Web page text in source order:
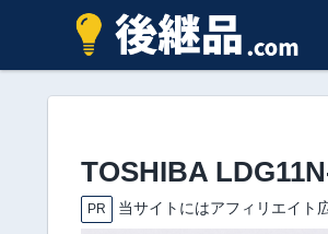
TOSHIBA
PR 当サイトにはアフィリエイト